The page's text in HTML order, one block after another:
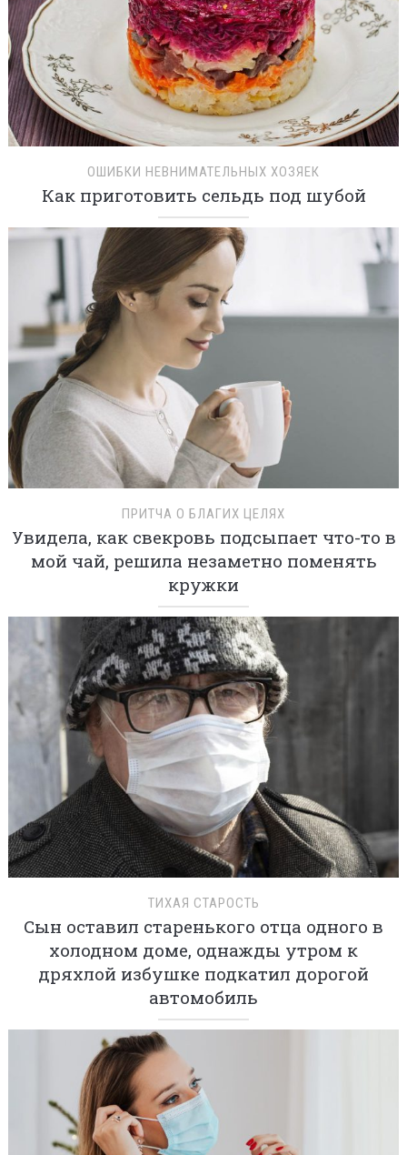
ОШИБКИ НЕВНИМАТЕЛЬНЫХ ХОЗЯЕК
Как приготовить сельдь под шубой
ПРИТЧА О БЛАГИХ ЦЕЛЯХ
Увидела, как свекровь подсыпает что-то в
мой чай, решила незаметно поменять
кружки
ТИХАЯ СТАРОСТЬ
Сын оставил старенького отца одного в
холодном доме, однажды утром к
дряхлой избушке подкатил дорогой
автомобиль